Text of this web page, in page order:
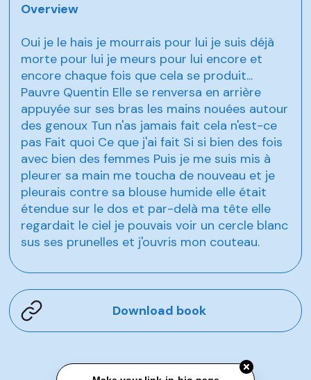
Overview
Oui je le hais je mourrais pour lui je suis déjà
morte pour lui je meurs pour lui encore et
encore chaque fois que cela se produit...
Pauvre Quentin Elle se renversa en arrière
appuyée sur ses bras les mains nouées autour
des genoux Tun n'as jamais fait cela n'est-ce
pas Fait quoi Ce que j'ai fait Si si bien des fois
avec bien des femmes Puis je me suis mis à
pleurer sa main me toucha de nouveau et je
pleurais contre sa blouse humide elle était
étendue sur le dos et par-delà ma tête elle
regardait le ciel je pouvais voir un cercle blanc
sus ses prunelles et j'ouvris mon couteau.
Download book